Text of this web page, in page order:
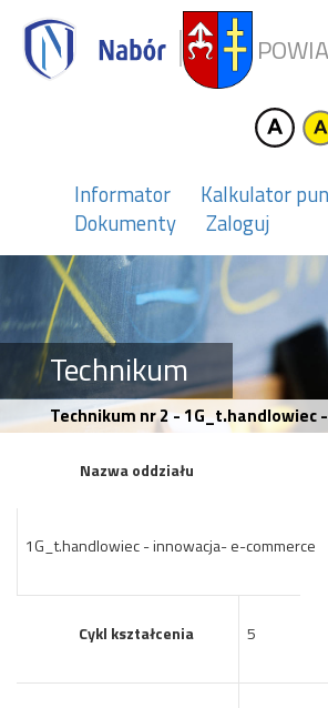
Informator
Kalkulator
Dokumenty
Zaloguj
Technikum
Technikum nr 2 -
Nazwa oddziału
1G_t.handlowiec - innowacja- e-commerce
Cykl kształcenia 5